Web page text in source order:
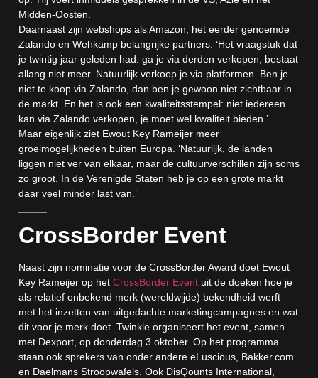
Midden-Oosten.
Daarnaast zijn webshops als Amazon, het eerder genoemde
Zalando en Wehkamp belangrijke partners. ‘Het vraagstuk dat
je twintig jaar geleden had: ga je via derden verkopen, bestaat
allang niet meer. Natuurlijk verkoop je via platformen. Ben je
niet te koop via Zalando, dan ben je gewoon niet zichtbaar in
de markt. En het is ook een kwaliteitsstempel: niet iedereen
kan via Zalando verkopen, je moet wel kwaliteit bieden.’
Maar eigenlijk ziet Ewout Key Rameijer meer
groeimogelijkheden buiten Europa. ‘Natuurlijk, de landen
liggen niet ver van elkaar, maar de cultuurverschillen zijn soms
zo groot. In de Verenigde Staten heb je op een grote markt
daar veel minder last van.’
CrossBorder Event
Naast zijn nominatie voor de CrossBorder Award doet Ewout
Key Rameijer op het CrossBorder Event uit de doeken hoe je
als relatief onbekend merk (wereldwijde) bekendheid werft
met het inzetten van uitgedachte marketingcampagnes en wat
dit voor je merk doet. Twinkle organiseert het event, samen
met Dexport, op donderdag 3 oktober. Op het programma
staan ook sprekers van onder andere eLuscious, Bakker.com
en Daelmans Stroopwafels. Ook DisQounts International,